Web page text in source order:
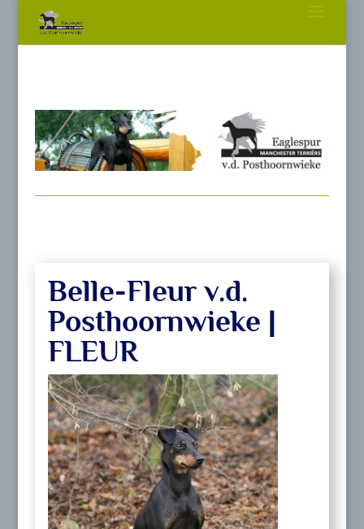
Belle-Fleur v.d.
Posthoornwieke |
FLEUR